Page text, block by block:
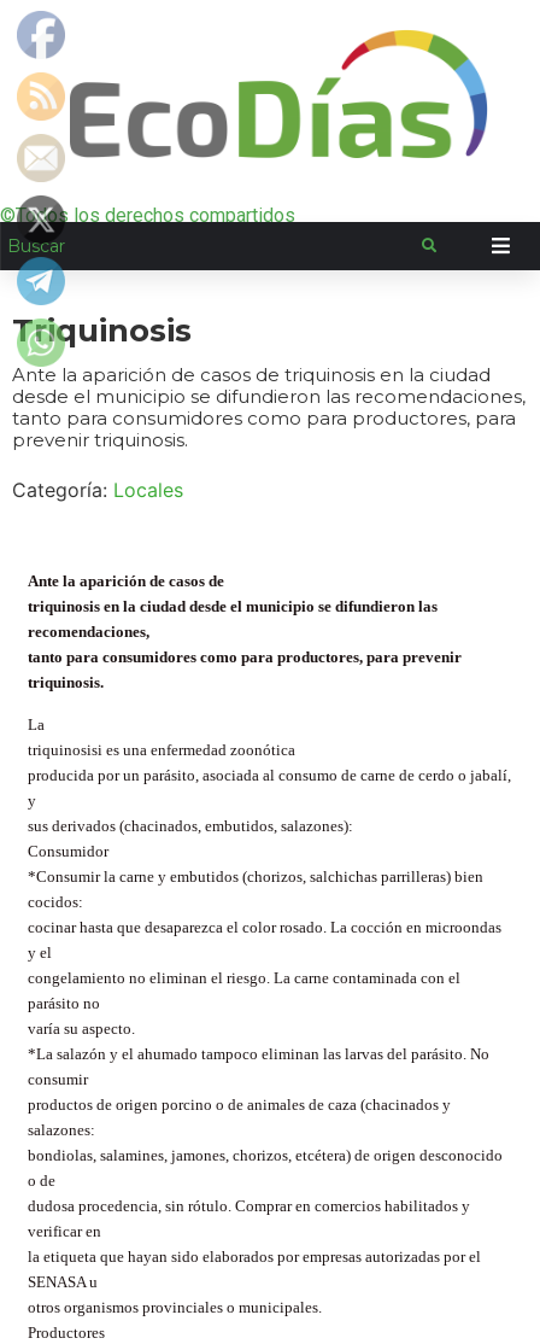
©Todos los derechos compartidos
Triquinosis
Ante la aparición de casos de triquinosis en la ciudad
desde el municipio se difundieron las recomendaciones,
tanto para consumidores como para productores, para
prevenir triquinosis.
Categoría: Locales
Ante la aparición de casos de
triquinosis en la ciudad desde el municipio se difundieron las
recomendaciones,
tanto para consumidores como para productores, para prevenir
triquinosis.
La
triquinosisi es una enfermedad zoonótica
producida por un parásito, asociada al consumo de carne de cerdo o jabalí,
y
sus derivados (chacinados, embutidos, salazones):
Consumidor
*Consumir la carne y embutidos (chorizos, salchichas parrilleras) bien
cocidos:
cocinar hasta que desaparezca el color rosado. La cocción en microondas
y el
congelamiento no eliminan el riesgo. La carne contaminada con el
parásito no
varía su aspecto.
*La salazón y el ahumado tampoco eliminan las larvas del parásito. No
consumir
productos de origen porcino o de animales de caza (chacinados y
salazones:
bondiolas, salamines, jamones, chorizos, etcétera) de origen desconocido
o de
dudosa procedencia, sin rótulo. Comprar en comercios habilitados y
verificar en
la etiqueta que hayan sido elaborados por empresas autorizadas por el
SENASA u
otros organismos provinciales o municipales.
Productores